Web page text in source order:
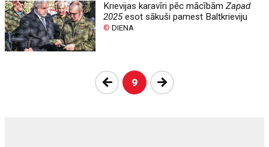
Krievijas karavīri pēc mācībāmZapad
2025esot sākuši pamest Baltkrieviju
© DIENA
Atpakaļ
9 Nākošā